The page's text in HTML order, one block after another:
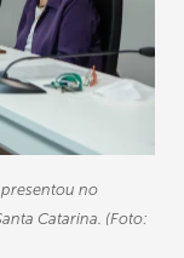
no
Catarina. (Foto: